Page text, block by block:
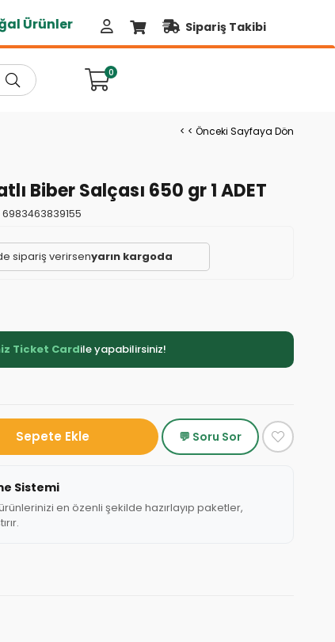
Sipariş Takibi
0
< < Önceki Sayfaya Dön
Biber Salçası 650 gr 1 ADET
6983463839155
sipariş verirsenyarın kargoda
Pluxee ile yapabilirsiniz!
💬 Soru Sor
Sistemi
en özenli şekilde hazırlayıp paketler,